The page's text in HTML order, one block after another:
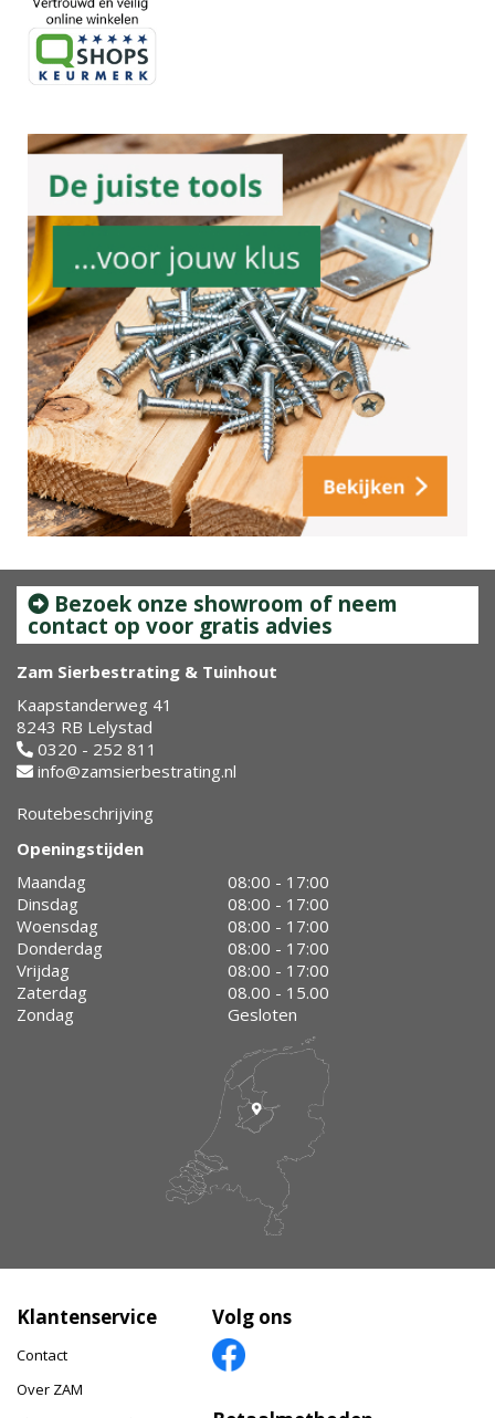
Bezoek onze showroom of neem
contact op voor gratis advies
Zam Sierbestrating & Tuinhout
Kaapstanderweg 41
8243 RB Lelystad
0320 - 252 811
info@zamsierbestrating.nl
Routebeschrijving
Openingstijden
Maandag
08:00 - 17:00
Dinsdag
08:00 - 17:00
Woensdag
08:00 - 17:00
Donderdag
08:00 - 17:00
Vrijdag
08:00 - 17:00
Zaterdag
08.00 - 15.00
Zondag
Gesloten
Klantenservice
Contact
Over ZAM
Volg ons